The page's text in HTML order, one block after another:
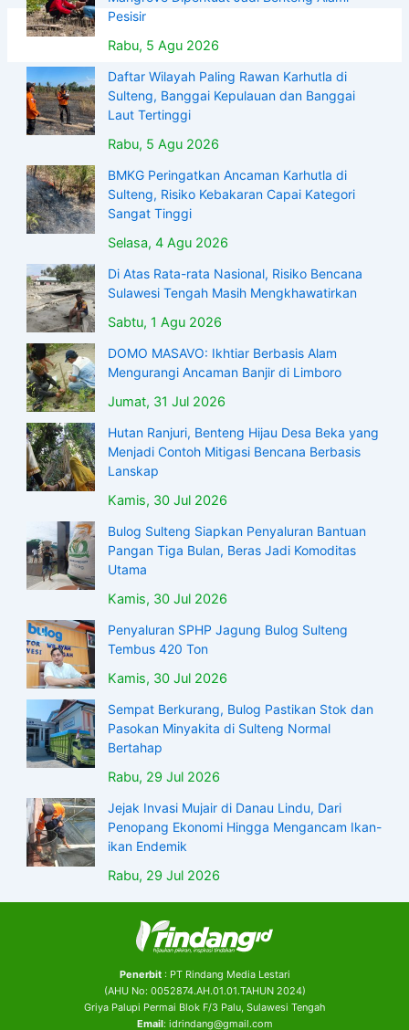
Pesisir
Rabu, 5 Agu 2026
Daftar Wilayah Paling Rawan Karhutla di
Sulteng, Banggai Kepulauan dan Banggai
Laut Tertinggi
Rabu, 5 Agu 2026
BMKG Peringatkan Ancaman Karhutla di
Sulteng, Risiko Kebakaran Capai Kategori
Sangat Tinggi
Selasa, 4 Agu 2026
Di Atas Rata-rata Nasional, Risiko Bencana
Sulawesi Tengah Masih Mengkhawatirkan
Sabtu, 1 Agu 2026
DOMO MASAVO: Ikhtiar Berbasis Alam
Mengurangi Ancaman Banjir di Limboro
Jumat, 31 Jul 2026
Hutan Ranjuri, Benteng Hijau Desa Beka yang
Menjadi Contoh Mitigasi Bencana Berbasis
Lanskap
Kamis, 30 Jul 2026
Bulog Sulteng Siapkan Penyaluran Bantuan
Pangan Tiga Bulan, Beras Jadi Komoditas
Utama
Kamis, 30 Jul 2026
Penyaluran SPHP Jagung Bulog Sulteng
Tembus 420 Ton
Kamis, 30 Jul 2026
Sempat Berkurang, Bulog Pastikan Stok dan
Pasokan Minyakita di Sulteng Normal
Bertahap
Rabu, 29 Jul 2026
Jejak Invasi Mujair di Danau Lindu, Dari
Penopang Ekonomi Hingga Mengancam Ikan-
ikan Endemik
Rabu, 29 Jul 2026
Penerbit: PT Rindang Media Lestari
(AHU No: 0052874.AH.01.01.TAHUN 2024)
Griya Palupi Permai Blok F/3 Palu, Sulawesi Tengah
Email: idrindang@gmail.com